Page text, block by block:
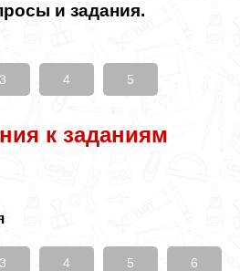
и задания.
3 4 5
к заданиям
3 4 5 6